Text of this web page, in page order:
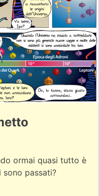
ormai quasi tutto è
sono passati?